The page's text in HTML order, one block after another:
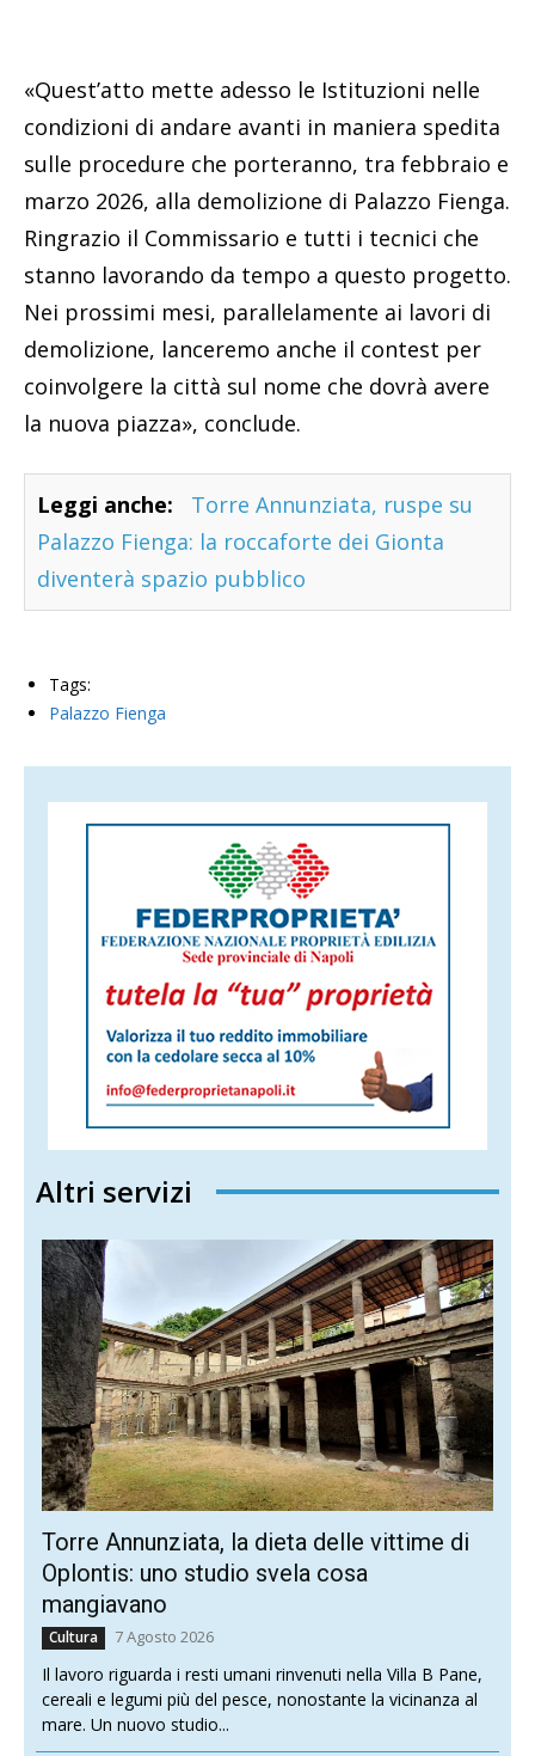
«Quest’atto mette adesso le Istituzioni nelle
condizioni di andare avanti in maniera spedita
sulle procedure che porteranno, tra febbraio e
marzo 2026, alla demolizione di Palazzo Fienga.
Ringrazio il Commissario e tutti i tecnici che
stanno lavorando da tempo a questo progetto.
Nei prossimi mesi, parallelamente ai lavori di
demolizione, lanceremo anche il contest per
coinvolgere la città sul nome che dovrà avere
la nuova piazza», conclude.
Leggi anche:
Torre Annunziata, ruspe su
Palazzo Fienga: la roccaforte dei Gionta
diventerà spazio pubblico
Tags:
Palazzo Fienga
Altri servizi
Torre Annunziata, la dieta delle vittime di
Oplontis: uno studio svela cosa
mangiavano
Cultura 7 Agosto 2026
Il lavoro riguarda i resti umani rinvenuti nella Villa B Pane,
cereali e legumi più del pesce, nonostante la vicinanza al
mare. Un nuovo studio...